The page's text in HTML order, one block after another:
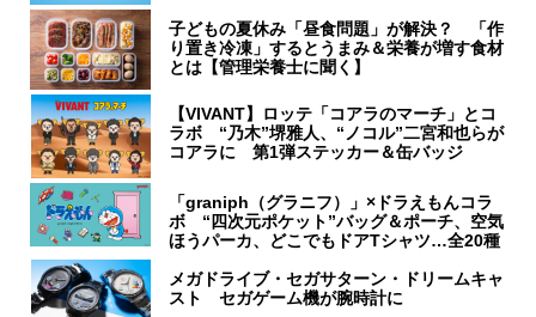
子どもの夏休み「昼食問題」が解決？ 「作
り置き冷凍」するとうまみ＆栄養が増す食材
とは【管理栄養士に聞く】
【VIVANT】ロッテ「コアラのマーチ」とコ
ラボ “乃木”堺雅人、“ノコル”二宮和也らが
コアラに 第1弾ステッカー＆缶バッジ
「graniph（グラニフ）」×ドラえもんコラ
ボ “四次元ポケット”バッグ＆ポーチ、空気
ほうパーカ、どこでもドアTシャツ…全20種
メガドライブ・セガサターン・ドリームキャ
スト セガゲーム機が腕時計に